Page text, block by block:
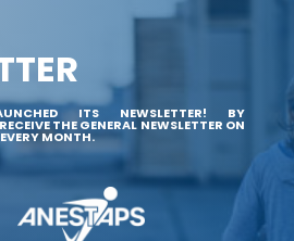
ITS NEWSLETTER! BY
THE GENERAL NEWSLETTER ON
MONTH.